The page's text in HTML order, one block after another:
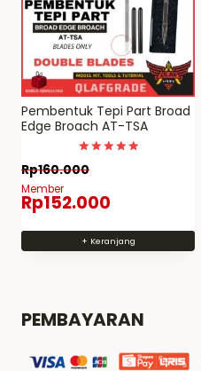
Pembentuk Tepi Part Broad
Edge Broach AT-TSA
Dinilai
5.00
Rp160.000
Member
Rp152.000
+ Keranjang
PEMBAYARAN